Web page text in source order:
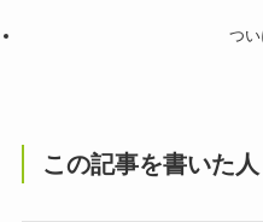
つ
この記事を書いた人